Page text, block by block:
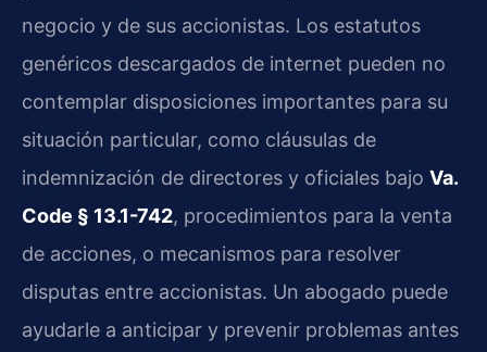
negocio y de sus accionistas. Los estatutos
genéricos descargados de internet pueden no
contemplar disposiciones importantes para su
situación particular, como cláusulas de
indemnización de directores y oficiales bajo Va.
Code § 13.1-742, procedimientos para la venta
de acciones, o mecanismos para resolver
disputas entre accionistas. Un abogado puede
ayudarle a anticipar y prevenir problemas antes